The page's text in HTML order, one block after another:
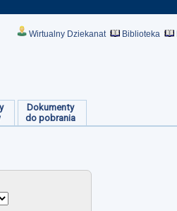
Wirtualny Dziekanat Biblioteka
Dokumenty
do pobrania